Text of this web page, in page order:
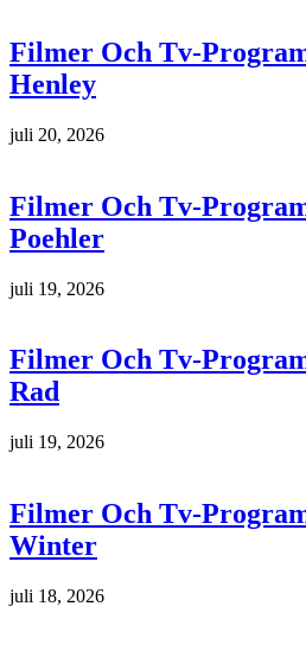
Filmer Och Tv-
Henley
juli 20, 2026
Filmer Och Tv-
Poehler
juli 19, 2026
Filmer Och Tv-
Rad
juli 19, 2026
Filmer Och Tv-
Winter
juli 18, 2026